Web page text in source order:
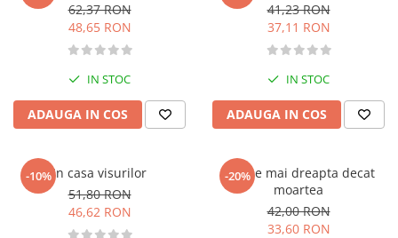
Carte prescolara
Carti de colorat
Carti pentru copii
Literatura si fictiune
Povesti pentru copii
Dictionare si enciclopedii
Atlase, dictionare si enciclopedii
62,37 RON
48,65 RON
IN STOC
ADAUGA IN COS
41,23 RON
37,11 RON
IN STOC
ADAUGA IN COS
-10%In casa visurilor
51,80 RON
46,62 RON
-20%
Viata e mai dreapta decat
moartea
42,00 RON
33,60 RON